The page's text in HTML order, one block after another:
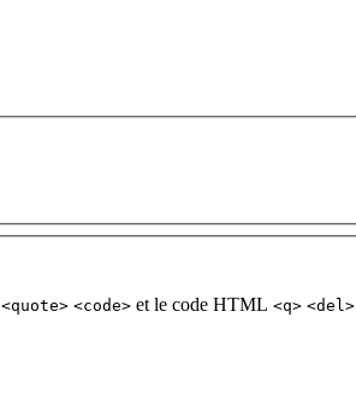
<quote> <code> et le code HTML <q> <del>